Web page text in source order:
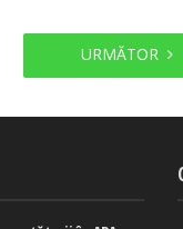
URMĂTOR